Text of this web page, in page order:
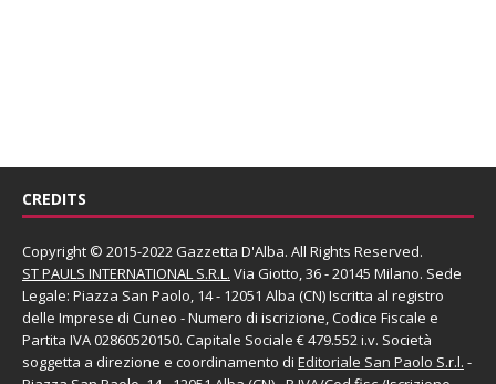
CREDITS
Copyright © 2015-2022 Gazzetta D'Alba. All Rights Reserved.
ST PAULS INTERNATIONAL S.R.L. Via Giotto, 36 - 20145 Milano. Sede
Legale: Piazza San Paolo, 14 - 12051 Alba (CN) Iscritta al registro
delle Imprese di Cuneo - Numero di iscrizione, Codice Fiscale e
Partita IVA 02860520150. Capitale Sociale € 479.552 i.v. Società
soggetta a direzione e coordinamento di Editoriale San Paolo S.r.l. -